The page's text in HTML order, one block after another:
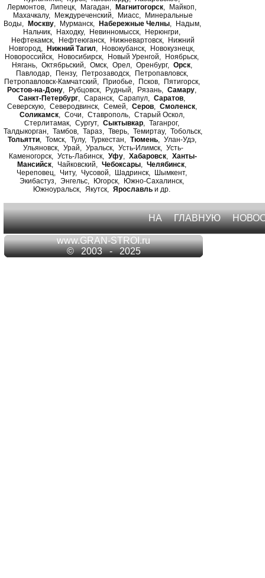
Лермонтов
Липецк Магадан Магнитогорск
Майкоп
Махачкалу
Междуреченский Миасс
Минеральные
Воды
Москву Мурманск Набережные Челны
Надым
Нальчик
Находку Невинномысск
Нерюнгри
Нефтекамск
Нефтеюганск Нижневартовск
Нижний
Новгород
Нижний Тагил Новокубанск
Новокузнецк
Новороссийск
Новосибирск Новый Уренгой
Ноябрьск
Нягань
Октябрьский Омск Орел Оренбург
Орск
Павлодар
Пензу Петрозаводск
Петропавловск
Петропавловск-Камчатский
Приобье Псков
Пятигорск
Ростов-на-Дону
Рубцовск Рудный Рязань
Самару
Санкт-Петербург
Саранск Сарапул
Саратов
Северскую
Северодвинск Семей Серов
Смоленск
Соликамск
Сочи Ставрополь
Старый Оскол
Стерлитамак
Сургут Сыктывкар
Таганрог
Талдыкорган
Тамбов Тараз Тверь Темиртау
Тобольск
Тольятти
Томск Тулу Туркестан Тюмень
Улан-Удэ
Ульяновск
Урай Уральск Усть-Илимск
Усть-
Каменогорск
Усть-Лабинск Уфу Хабаровск
Ханты-
Мансийск
Чайковский Чебоксары
Челябинск
Череповец
Читу Чусовой Шадринск
Шымкент
Экибастуз
Энгельс Югорск
Южно-Сахалинск
Южноуральск
Якутск Ярославль и др
НА ГЛАВНУЮ
www.GRAN-STROI.ru
© 2003 - 2025